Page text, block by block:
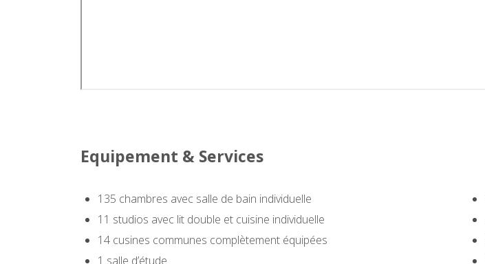
Equipement & Services
135 chambres avec salle de bain individuelle
11 studios avec lit double et cuisine individuelle
14 cusines communes complètement équipées
1 salle d’étude